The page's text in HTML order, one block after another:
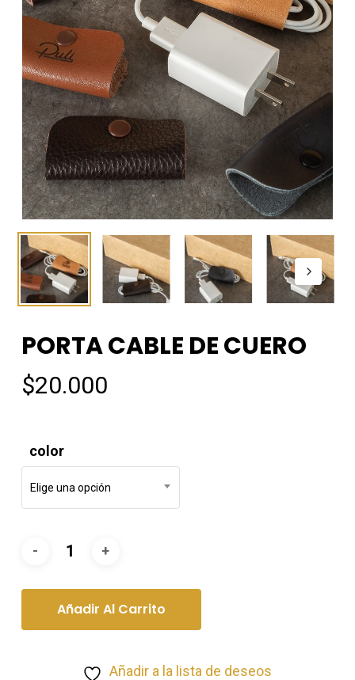
PORTA CABLE DE CUERO
$20.000
color
Elige una opción
Añadir Al Carrito
Añadir a la lista de deseos